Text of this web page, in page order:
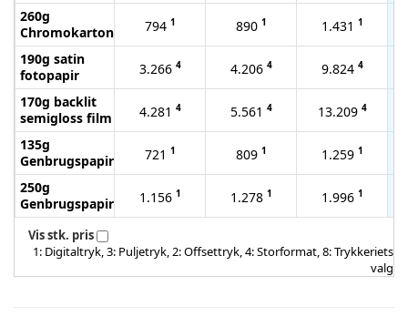
260g
Chromokarton
794 1 890 1 1.431 1
190g satin
fotopapir
3.266 4 4.206 4 9.824 4
170g backlit
semigloss film
4.281 4 5.561 4 13.209 4
135g
Genbrugspapir
721 1 809 1 1.259 1
250g
Genbrugspapir
1.156 1 1.278 1 1.996 1
Vis stk. pris
1: Digitaltryk, 3: Puljetryk, 2: Offsettryk, 4: Storformat, 8: Trykkeriets
valg